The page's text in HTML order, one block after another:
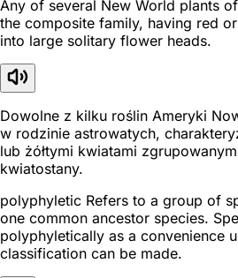
Any of several New World plants
the composite family, having red
into large solitary flower heads.
Dowolne z kilku roślin Ameryki
w rodzinie astrowatych,
lub żółtymi kwiatami
kwiatostany.
polyphyletic Refers to a group of
one common ancestor species.
polyphyletically as a convenience
classification can be made.